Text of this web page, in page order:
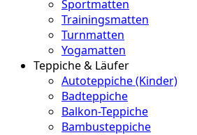
Sportmatten
Trainingsmatten
Turnmatten
Yogamatten
Teppiche & Läufer
Autoteppiche (Kinder)
Badteppiche
Balkon-Teppiche
Bambusteppiche